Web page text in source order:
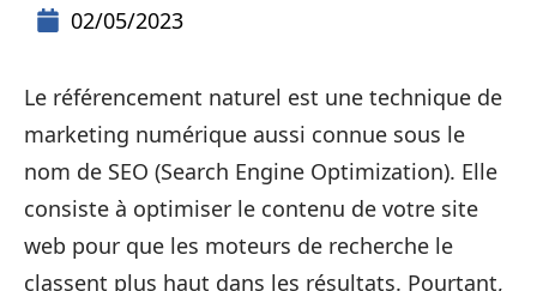
02/05/2023
Le référencement naturel est une technique de
marketing numérique aussi connue sous le
nom de SEO (Search Engine Optimization). Elle
consiste à optimiser le contenu de votre site
web pour que les moteurs de recherche le
classent plus haut dans les résultats. Pourtant,